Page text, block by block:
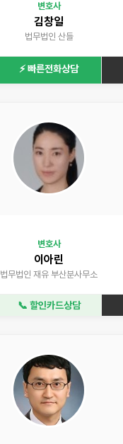
변호사
김창일
법무법인 산들
⚡ 빠른전화상담
변호사
이아린
법무법인 재유 부산분사무소
📞 할인카드상담